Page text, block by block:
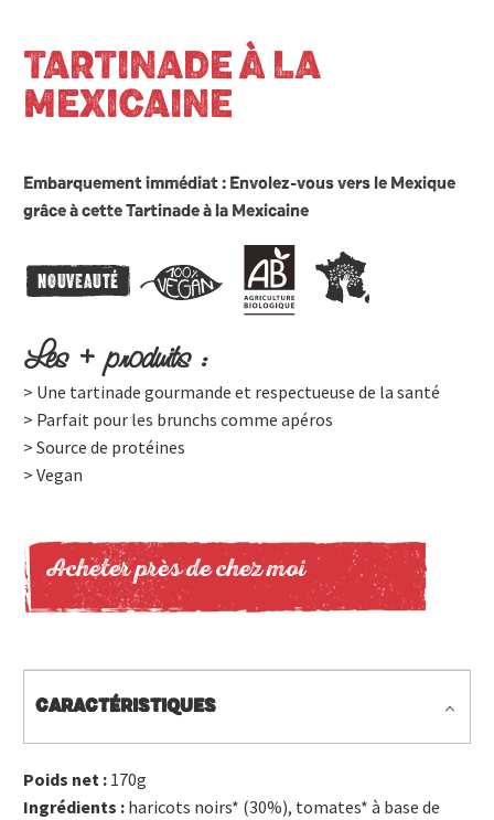
TARTINADE À LA
MEXICAINE
Embarquement immédiat : Envolez-vous vers le Mexique
grâce à cette Tartinade à la Mexicaine
Les + produits :
> Une tartinade gourmande et respectueuse de la santé
> Parfait pour les brunchs comme apéros
> Source de protéines
> Vegan
Acheter près de chez moi
CARACTÉRISTIQUES
Poids net : 170g
Ingrédients : haricots noirs* (30%), tomates* à base de